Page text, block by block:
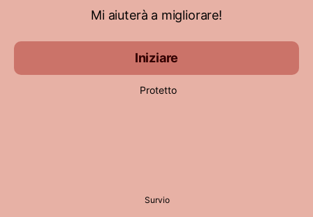
Mi aiuterà a migliorare!
Iniziare
Protetto
Survio